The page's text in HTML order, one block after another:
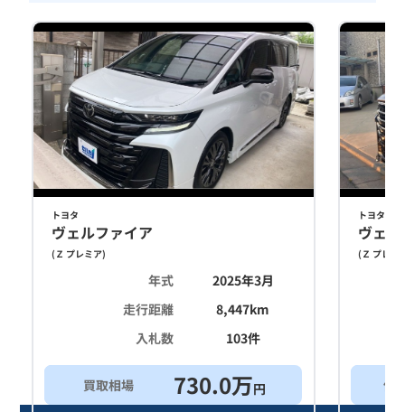
トヨタ
ヴェルファイア
( Ｚ プレミア)
年式
2025年3月
走行距離
8,447km
入札数
103件
買取相場 730.0万円
トヨタ
ヴェ
( Ｚ プレミ
他